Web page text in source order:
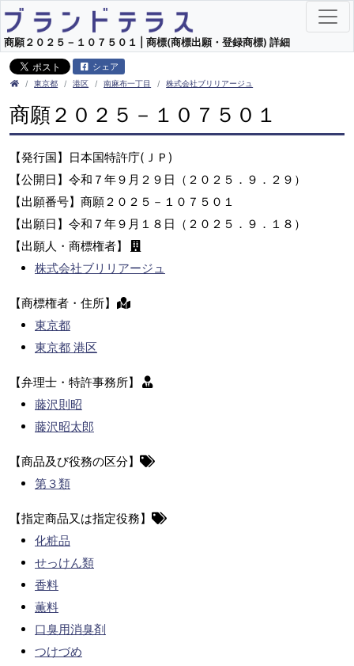
商願２０２５－１０７５０１ | 商標(商標出願・登録商標) 詳細
シェア
東京都 港区 南麻布一丁目 株式会社ブリリアージュ
商願２０２５－１０７５０１
【発行国】日本国特許庁(ＪＰ)
【公開日】令和７年９月２９日（２０２５．９．２９）
【出願番号】商願２０２５－１０７５０１
【出願日】令和７年９月１８日（２０２５．９．１８）
【出願人・商標権者】
株式会社ブリリアージュ
【商標権者・住所】
東京都
東京都 港区
【弁理士・特許事務所】
藤沢則昭
藤沢昭太郎
【商品及び役務の区分】
第３類
【指定商品又は指定役務】
化粧品
せっけん類
香料
薫料
口臭用消臭剤
つけづめ